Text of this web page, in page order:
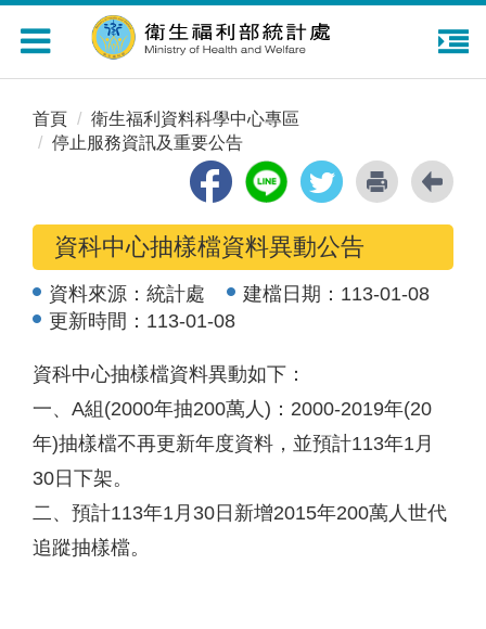
Toggle
navigation
首頁
衛生福利資料科學中心專區
停止服務資訊及重要公告
資科中心抽樣檔資料異動公告
資料來源： 統計處 建檔日期： 113-01-08
更新時間： 113-01-08
資科中心抽樣檔資料異動如下：
一、A組(2000年抽200萬人)：2000-2019年(20
年)抽樣檔不再更新年度資料，並預計113年1月
30日下架。
二、預計113年1月30日新增2015年200萬人世代
追蹤抽樣檔。